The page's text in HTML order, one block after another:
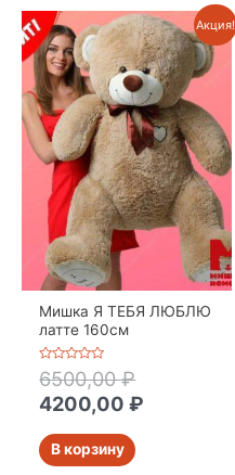
Акция!
Мишка Я ТЕБЯ ЛЮБЛЮ
латте 160см
Оценка
0
из
5
6500,00₽
4200,00₽
В корзину